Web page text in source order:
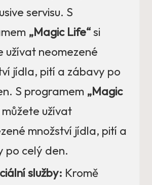
servisu. S
„Magic Life“si
užívat neomezené
jídla, pití a zábavy po
S programem „Magic
můžete užívat
množství jídla, pití a
po celý den.
služby: Kromě